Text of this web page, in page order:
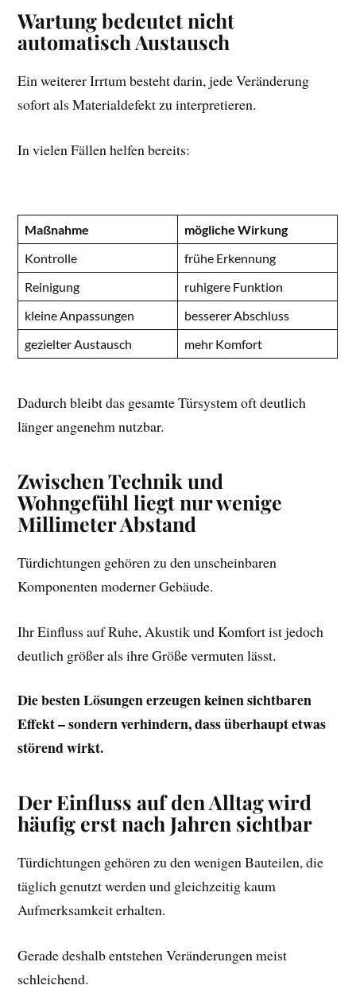
Wartung bedeutet nicht
automatisch Austausch
Ein weiterer Irrtum besteht darin, jede Veränderung
sofort als Materialdefekt zu interpretieren.
In vielen Fällen helfen bereits:
Maßnahme
mögliche Wirkung
Kontrolle
frühe Erkennung
Reinigung
ruhigere Funktion
kleine Anpassungen
besserer Abschluss
gezielter Austausch
mehr Komfort
Dadurch bleibt das gesamte Türsystem oft deutlich
länger angenehm nutzbar.
Zwischen Technik und
Wohngefühl liegt nur wenige
Millimeter Abstand
Türdichtungen gehören zu den unscheinbaren
Komponenten moderner Gebäude.
Ihr Einfluss auf Ruhe, Akustik und Komfort ist jedoch
deutlich größer als ihre Größe vermuten lässt.
Die besten Lösungen erzeugen keinen sichtbaren
Effekt – sondern verhindern, dass überhaupt etwas
störend wirkt.
Der Einfluss auf den Alltag wird
häufig erst nach Jahren sichtbar
Türdichtungen gehören zu den wenigen Bauteilen, die
täglich genutzt werden und gleichzeitig kaum
Aufmerksamkeit erhalten.
Gerade deshalb entstehen Veränderungen meist
schleichend.